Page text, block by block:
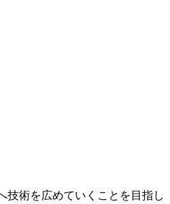
技術を広めていくことを目指し